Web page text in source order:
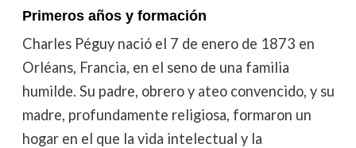
Primeros años y formación
Charles Péguy nació el 7 de enero de 1873 en
Orléans, Francia, en el seno de una familia
humilde. Su padre, obrero y ateo convencido, y su
madre, profundamente religiosa, formaron un
hogar en el que la vida intelectual y la